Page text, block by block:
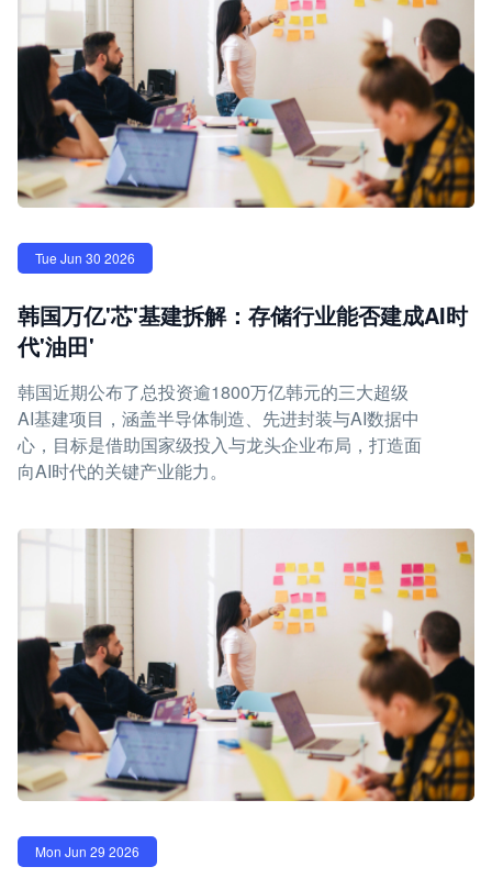
Tue Jun 30 2026
韩国万亿'芯'基建拆解：存储行业能否建成AI时
代'油田'
韩国近期公布了总投资逾1800万亿韩元的三大超级
AI基建项目，涵盖半导体制造、先进封装与AI数据中
心，目标是借助国家级投入与龙头企业布局，打造面
向AI时代的关键产业能力。
Mon Jun 29 2026